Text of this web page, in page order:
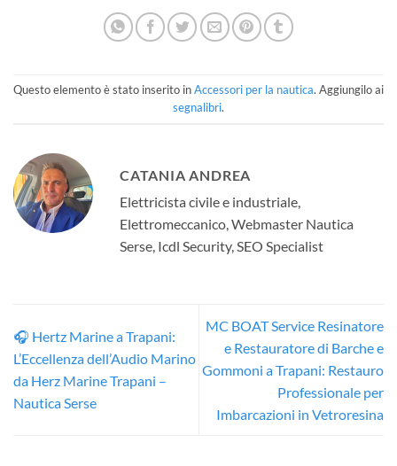
Questo elemento è stato inserito inAccessori per la nautica. Aggiungilo ai
segnalibri.
CATANIA ANDREA
Elettricista civile e industriale,
Elettromeccanico, Webmaster Nautica
Serse, Icdl Security, SEO Specialist
🎧 Hertz Marine a Trapani:
L’Eccellenza dell’Audio Marino
da Herz Marine Trapani –
Nautica Serse
MC BOAT Service Resinatore
e Restauratore di Barche e
Gommoni a Trapani: Restauro
Professionale per
Imbarcazioni in Vetroresina